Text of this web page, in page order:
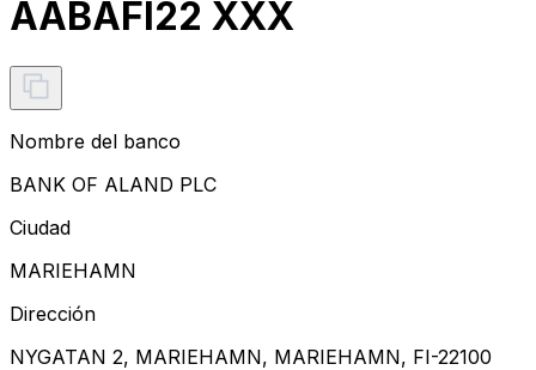
AABAFI22 XXX
Nombre del banco
BANK OF ALAND PLC
Ciudad
MARIEHAMN
Dirección
NYGATAN 2, MARIEHAMN, MARIEHAMN, FI-22100